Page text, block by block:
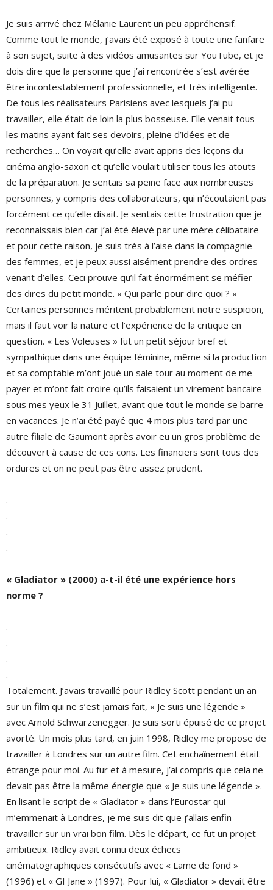
Je suis arrivé chez Mélanie Laurent un peu appréhensif.
Comme tout le monde, j’avais été exposé à toute une fanfare
à son sujet, suite à des vidéos amusantes sur YouTube, et je
dois dire que la personne que j’ai rencontrée s’est avérée
être incontestablement professionnelle, et très intelligente.
De tous les réalisateurs Parisiens avec lesquels j’ai pu
travailler, elle était de loin la plus bosseuse. Elle venait tous
les matins ayant fait ses devoirs, pleine d’idées et de
recherches… On voyait qu’elle avait appris des leçons du
cinéma anglo-saxon et qu’elle voulait utiliser tous les atouts
de la préparation. Je sentais sa peine face aux nombreuses
personnes, y compris des collaborateurs, qui n’écoutaient pas
forcément ce qu’elle disait. Je sentais cette frustration que je
reconnaissais bien car j’ai été élevé par une mère célibataire
et pour cette raison, je suis très à l’aise dans la compagnie
des femmes, et je peux aussi aisément prendre des ordres
venant d’elles. Ceci prouve qu’il fait énormément se méfier
des dires du petit monde. « Qui parle pour dire quoi ? »
Certaines personnes méritent probablement notre suspicion,
mais il faut voir la nature et l’expérience de la critique en
question. « Les Voleuses » fut un petit séjour bref et
sympathique dans une équipe féminine, même si la production
et sa comptable m’ont joué un sale tour au moment de me
payer et m’ont fait croire qu’ils faisaient un virement bancaire
sous mes yeux le 31 Juillet, avant que tout le monde se barre
en vacances. Je n’ai été payé que 4 mois plus tard par une
autre filiale de Gaumont après avoir eu un gros problème de
découvert à cause de ces cons. Les financiers sont tous des
ordures et on ne peut pas être assez prudent.
.
.
.
.
« Gladiator » (2000) a-t-il été une expérience hors
norme ?
.
.
.
.
Totalement. J’avais travaillé pour Ridley Scott pendant un an
sur un film qui ne s’est jamais fait, « Je suis une légende »
avec Arnold Schwarzenegger. Je suis sorti épuisé de ce projet
avorté. Un mois plus tard, en juin 1998, Ridley me propose de
travailler à Londres sur un autre film. Cet enchaînement était
étrange pour moi. Au fur et à mesure, j’ai compris que cela ne
devait pas être la même énergie que « Je suis une légende ».
En lisant le script de « Gladiator » dans l’Eurostar qui
m’emmenait à Londres, je me suis dit que j’allais enfin
travailler sur un vrai bon film. Dès le départ, ce fut un projet
ambitieux. Ridley avait connu deux échecs
cinématographiques consécutifs avec « Lame de fond »
(1996) et « GI Jane » (1997). Pour lui, « Gladiator » devait être